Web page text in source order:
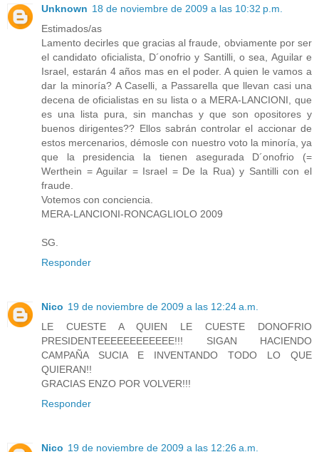
Unknown 18 de noviembre de 2009 a las 10:32 p.m.
Estimados/as
Lamento decirles que gracias al fraude, obviamente por ser
el candidato oficialista, D´onofrio y Santilli, o sea, Aguilar e
Israel, estarán 4 años mas en el poder. A quien le vamos a
dar la minoría? A Caselli, a Passarella que llevan casi una
decena de oficialistas en su lista o a MERA-LANCIONI, que
es una lista pura, sin manchas y que son opositores y
buenos dirigentes?? Ellos sabrán controlar el accionar de
estos mercenarios, démosle con nuestro voto la minoría, ya
que la presidencia la tienen asegurada D´onofrio (=
Werthein = Aguilar = Israel = De la Rua) y Santilli con el
fraude.
Votemos con conciencia.
MERA-LANCIONI-RONCAGLIOLO 2009
SG.
Responder
Nico 19 de noviembre de 2009 a las 12:24 a.m.
LE CUESTE A QUIEN LE CUESTE DONOFRIO
PRESIDENTEEEEEEEEEEEE!!! SIGAN HACIENDO
CAMPAÑA SUCIA E INVENTANDO TODO LO QUE
QUIERAN!!
GRACIAS ENZO POR VOLVER!!!
Responder
Nico 19 de noviembre de 2009 a las 12:26 a.m.